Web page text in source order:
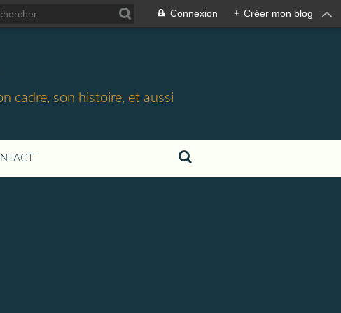
Connexion + Créer mon blog
cadre, son histoire, et aussi